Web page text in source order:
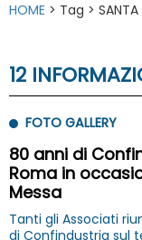
HOME > Tag > SANTA
12
FOTO GALLERY
80 anni di
Roma in
Messa
Tanti gli Associati
di Confindustria sul